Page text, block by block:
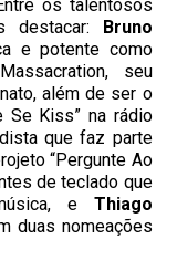
os talentosos
destacar: Bruno
e potente como
seu
além de ser o
Se Kiss” na rádio
que faz parte
“Pergunte Ao
de teclado que
e Thiago
duas nomeações